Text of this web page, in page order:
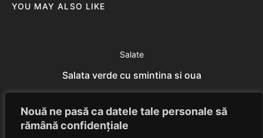
Nouă ne pasă ca datele tale personale să
rămână confidențiale
YOU MAY ALSO LIKE
Salate
Salata verde cu smintina si oua
Eduard Nedelcu July 7, 2014